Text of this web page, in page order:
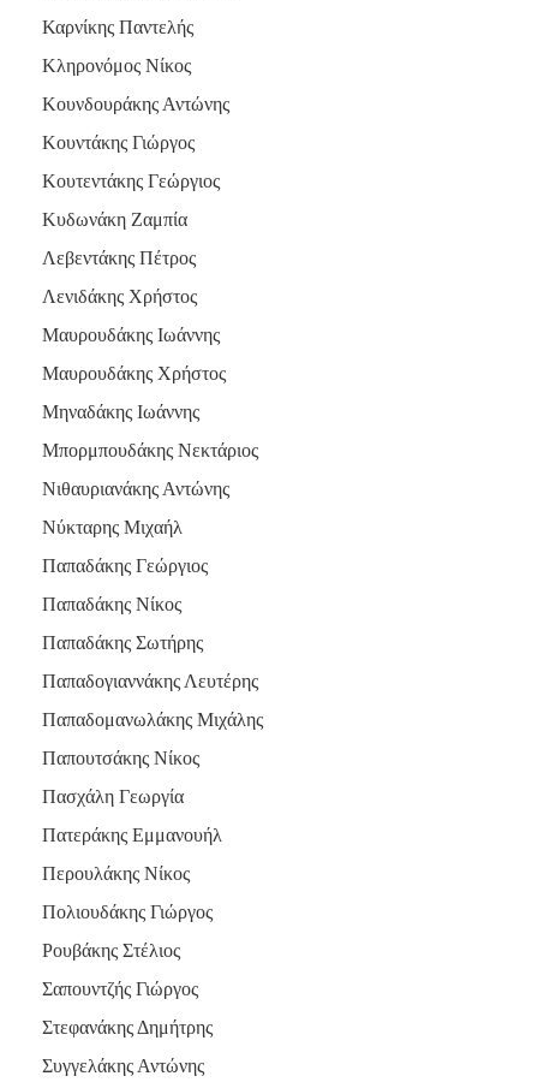
Καρνίκης Παντελής
Κληρονόμος Νίκος
Κουνδουράκης Αντώνης
Κουντάκης Γιώργος
Κουτεντάκης Γεώργιος
Κυδωνάκη Ζαμπία
Λεβεντάκης Πέτρος
Λενιδάκης Χρήστος
Μαυρουδάκης Ιωάννης
Μαυρουδάκης Χρήστος
Μηναδάκης Ιωάννης
Μπορμπουδάκης Νεκτάριος
Νιθαυριανάκης Αντώνης
Νύκταρης Μιχαήλ
Παπαδάκης Γεώργιος
Παπαδάκης Νίκος
Παπαδάκης Σωτήρης
Παπαδογιαννάκης Λευτέρης
Παπαδομανωλάκης Μιχάλης
Παπουτσάκης Νίκος
Πασχάλη Γεωργία
Πατεράκης Εμμανουήλ
Περουλάκης Νίκος
Πολιουδάκης Γιώργος
Ρουβάκης Στέλιος
Σαπουντζής Γιώργος
Στεφανάκης Δημήτρης
Συγγελάκης Αντώνης